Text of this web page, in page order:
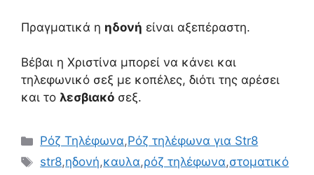
Πραγματικά η ηδονή είναι αξεπέραστη.
Βέβαι η Χριστίνα μπορεί να κάνει και
τηλεφωνικό σεξ με κοπέλες, διότι της αρέσει
και το λεσβιακό σεξ.
Κατηγορίες
Ρόζ Τηλέφωνα,Ρόζ τηλέφωνα για Str8
Ετικέτες
str8,ηδονή,καυλα,ρόζ τηλέφωνα,στοματικό